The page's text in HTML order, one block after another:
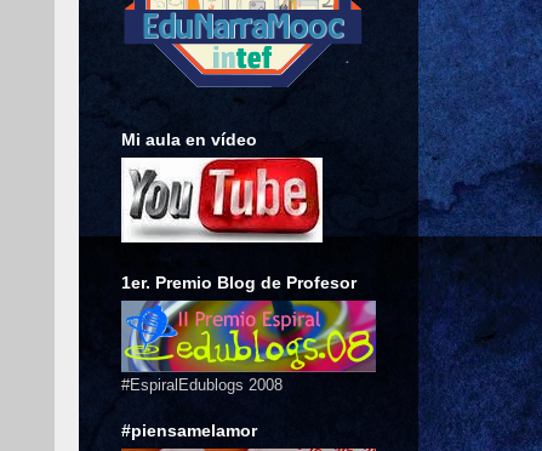
Mi aula en vídeo
1er. Premio Blog de Profesor
#EspiralEdublogs 2008
#piensamelamor